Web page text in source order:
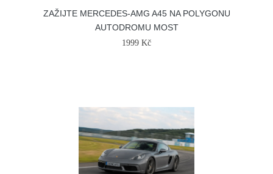
ZAŽIJTE MERCEDES-AMG A45 NA POLYGONU
AUTODROMU MOST
1999 Kč